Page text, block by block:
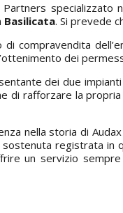
Basilicata. Si prevede
compravendita
dei
dei due
di rafforzare la
nella storia di
sostenuta registrata
un servizio